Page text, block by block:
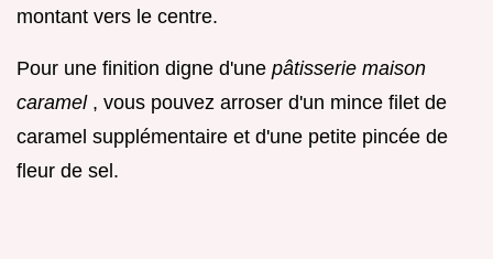
montant vers le centre.
Pour une finition digne d'une pâtisserie maison
caramel , vous pouvez arroser d'un mince filet de
caramel supplémentaire et d'une petite pincée de
fleur de sel.